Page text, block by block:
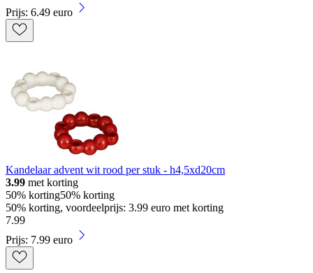
Prijs: 6.49 euro
Kandelaar advent wit rood per stuk - h4,5xd20cm
3.99 met korting
50% korting50% korting
50% korting, voordeelprijs: 3.99 euro met korting
7.99
Prijs: 7.99 euro